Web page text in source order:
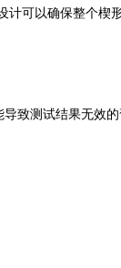
可以确保整个楔
致测试结果无效的